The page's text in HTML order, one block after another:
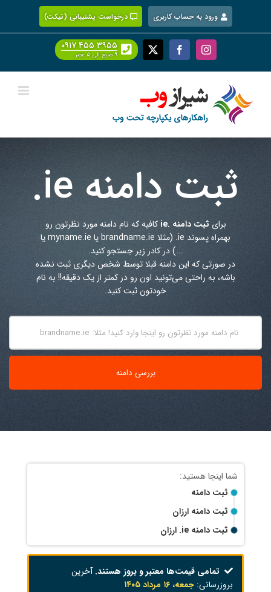
content
ورود به حساب کاربری درخواست پشتیبانی (تیکت)
Instagram
Facebook
X ۰۹۱۷ ۴۵۵ ۳۹۵۵
۹ صبح الی ۵ عصر
ثبت دامنه.ie
برای ثبت دامنه .ie
کافیه که نام دامنه مورد نظرتون رو
بهمراه پسوند .ie
(مثلا brandname.ie یا myname.ie یا
...) در کادر زیر جستجو کنید.
در صورتی که این دامنه قبلا توسط شخص دیگری ثبت نشده
باشه، به راحتی می‌تونید اون رو در کمتر از یک دقیقه!! به نام
خودتون ثبت کنید.
ثبت دامنه
ثبت دامنه ارزان
ثبت دامنه .ie ارزان
تمامی قیمت‌ها معتبر و بروز هستند.آخرین
بروزرسانی: جمعه، ۱۶ مرداد ۱۴۰۵